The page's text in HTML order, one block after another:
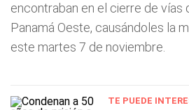
encontraban en el cierre de vías
Panamá Oeste, causándoles la
este martes 7 de noviembre.
TE PUEDE